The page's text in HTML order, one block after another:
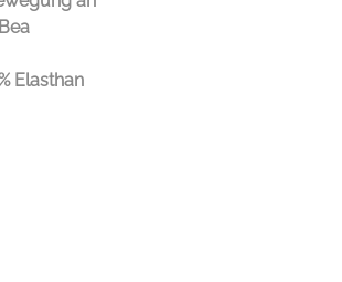
Elasthan